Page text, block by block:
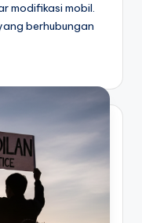
modifikasi mobil.
berhubungan